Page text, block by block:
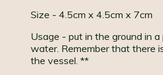
Size - 4.5cm x 4.5cm x 7cm
Usage - put in the ground in
water. Remember that there
the vessel. **